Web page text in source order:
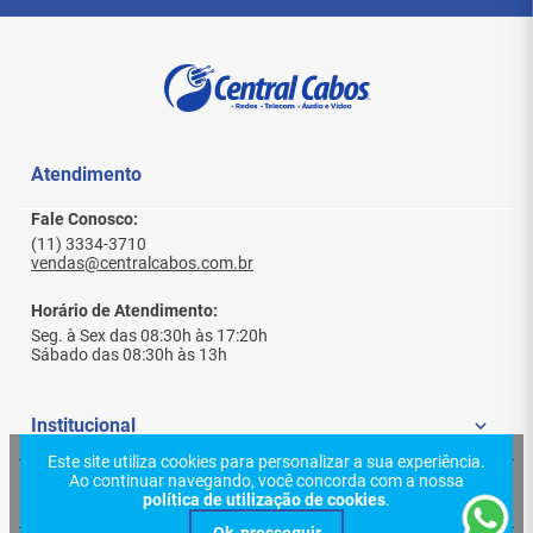
Este site utiliza cookies para personalizar a sua experiência.
Ao continuar navegando, você concorda com a nossa
política de utilização de cookies.
1 Porta WAN RJ45 10/100/1000 Mbps
Botão Liga/Desliga, Botão Reset, Botão Wi-Fi/WPS
12V/1.5A
Dimensões (L X C X A)
Tipo de Antena
Quatro Antenas Externas de Alta Performance
Atendimento
Fale Conosco:
(11) 3334-3710
vendas@centralcabos.com.br
Horário de Atendimento:
Seg. à Sex das 08:30h às 17:20h
Sábado das 08:30h às 13h
Institucional
Quem Somos
Ajuda e Suporte